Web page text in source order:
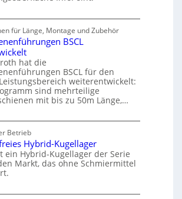
gH
g
o
für Länge, Montage und Zubehör
BSCL
hat die
BSCL für den
weiterentwickelt:
sind mehrteilige
mit bis zu 50m Länge,…
Betrieb
Hybrid-Kugellager
ein Hybrid-Kugellager der Serie
Markt, das ohne Schmiermittel